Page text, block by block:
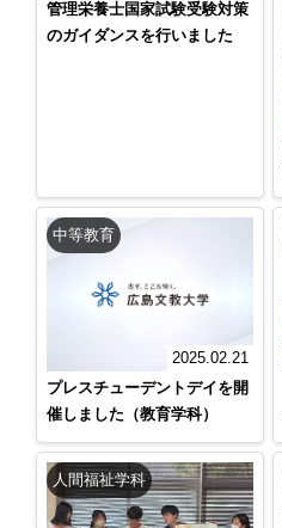
管理栄養士国家試験受験対策
のガイダンスを行いました
中等教育
2025.02.21
プレスチューデントデイを開
催しました（教育学科）
人間福祉学科